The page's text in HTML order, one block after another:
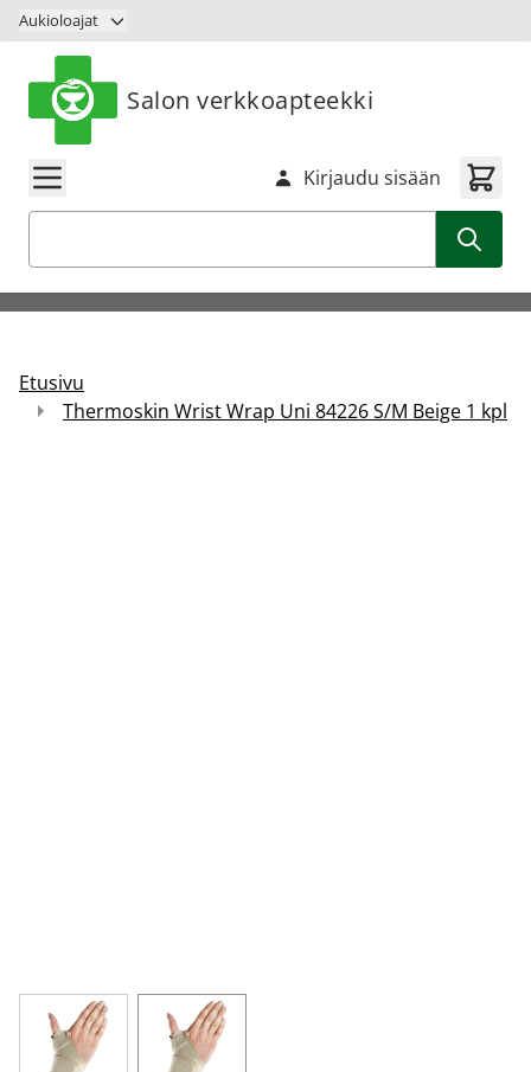
Siirry sisältöön
Aukioloajat
Salon verkkoapteekki
Kirjaudu sisään
Etusivu
Thermoskin Wrist Wrap Uni 84226 S/M Beige 1 kpl
View larger imageView larger image